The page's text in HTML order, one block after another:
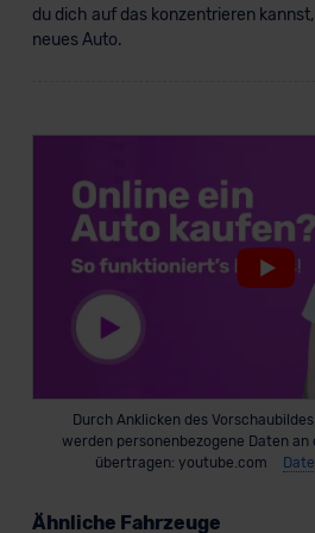
Datenschutzklauseln können Sie
unserem Datenschutzbeauftragten
Datenschutzerklärung|
du dich auf das konzentrieren
neues Auto.
Durch Anklicken des
werden personenbezogene Daten
übertragen: youtube.com
Ähnliche Fahrzeuge